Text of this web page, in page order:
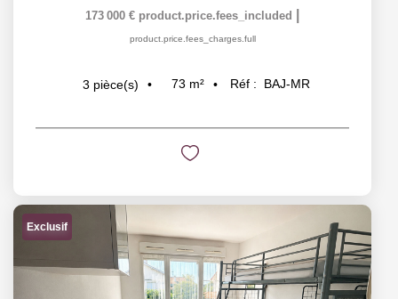
173 000 € product.price.fees_included
product.price.fees_charges.full
3 pièce(s) 73 m² Réf : BAJ-MR
Exclusif